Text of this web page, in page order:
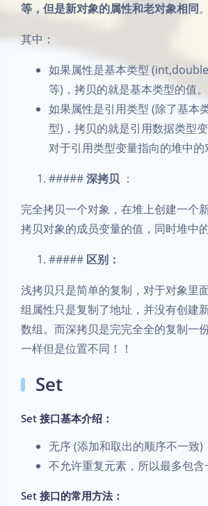
等，但是新对象的属性和老对象相同。
其中：
如果属性是基本类型
等)，拷贝的就是基本类型的值。
如果属性是引用类型 (除了基本
型)，拷贝的就是引⽤数据类型
对于引⽤类型变量指向的堆中的
#####深拷贝 ：
完全拷贝⼀个对象，在堆上创建一个
拷贝对象的成员变量的值，同时堆中
##### 区别：
浅拷贝只是简单的复制，对于对象里
组属性只是复制了地址，并没有创建
数组。而深拷贝是完完全全的复制一
一样但是位置不同！！
Set
Set 接口基本介绍：
无序 (添加和取出的顺序不一致)
不允许重复元素，所以最多包
Set 接口的常用方法：